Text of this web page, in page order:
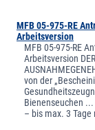
MFB 05-975-RE
Arbeitsversion
MFB 05-975-RE
Arbeitsversion
von der
Bienenseuchen
– bis max. 3 Tage